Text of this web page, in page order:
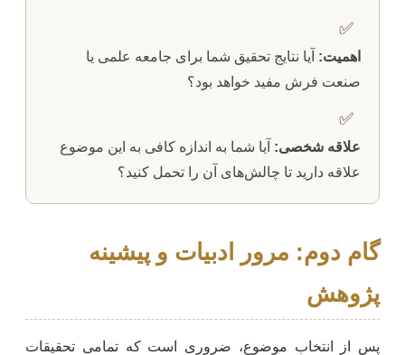
✅
اهمیت: آیا نتایج تحقیق شما برای جامعه علمی یا
صنعت فرش مفید خواهد بود؟
✅
علاقه شخصی: آیا شما به اندازه کافی به این موضوع
علاقه دارید تا چالش‌های آن را تحمل کنید؟
گام دوم: مرور ادبیات و پیشینه
پژوهش
پس از انتخاب موضوع، ضروری است که تمامی تحقیقات